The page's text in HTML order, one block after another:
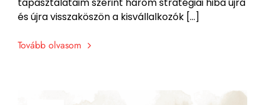
tapasztalataim szerint három stratégiai hiba újra
és újra visszaköszön a kisvállalkozók […]
Tovább olvasom